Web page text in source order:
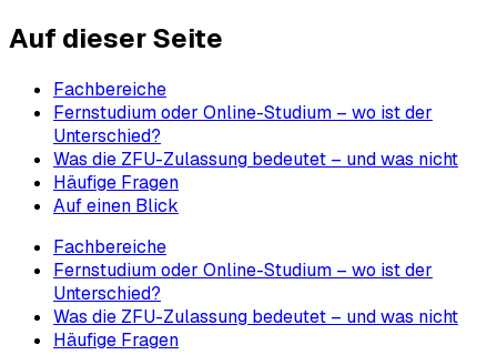
Auf dieser Seite
Fachbereiche
Fernstudium oder Online-Studium – wo ist der
Unterschied?
Was die ZFU-Zulassung bedeutet – und was nicht
Häufige Fragen
Auf einen Blick
Fachbereiche
Fernstudium oder Online-Studium – wo ist der
Unterschied?
Was die ZFU-Zulassung bedeutet – und was nicht
Häufige Fragen